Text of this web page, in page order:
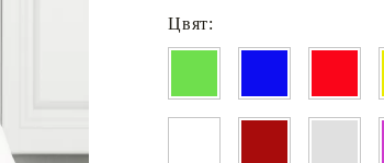
Цвят: